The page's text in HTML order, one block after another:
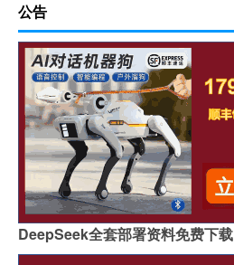
公告
DeepSeek全套部署资料免费下载